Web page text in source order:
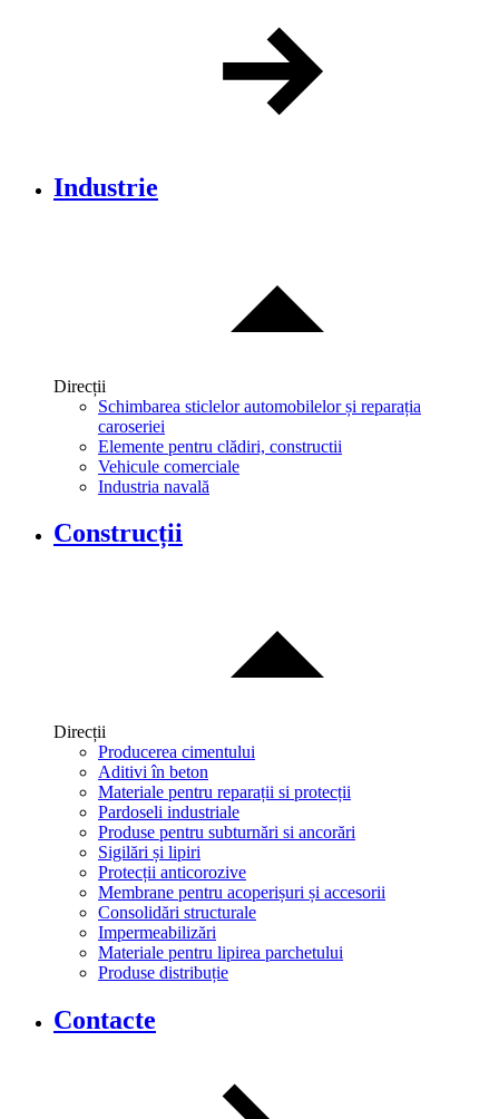
Industrie
Direcții
Schimbarea sticlelor automobilelor și reparația
caroseriei
Elemente pentru clădiri, constructii
Vehicule comerciale
Industria navală
Construcții
Direcții
Producerea cimentului
Aditivi în beton
Materiale pentru reparații si protecții
Pardoseli industriale
Produse pentru subturnări si ancorări
Sigilări și lipiri
Protecții anticorozive
Membrane pentru acoperișuri și accesorii
Consolidări structurale
Impermeabilizări
Materiale pentru lipirea parchetului
Produse distribuție
Contacte